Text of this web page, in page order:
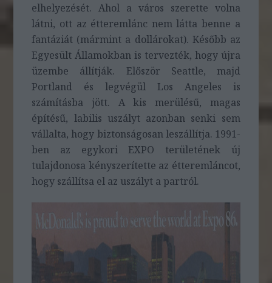
elhelyezését. Ahol a város szerette volna
látni, ott az étteremlánc nem látta benne a
fantáziát (mármint a dollárokat). Később az
Egyesült Államokban is tervezték, hogy újra
üzembe állítják. Először Seattle, majd
Portland és legvégül Los Angeles is
számításba jött. A kis merülésű, magas
építésű, labilis uszályt azonban senki sem
vállalta, hogy biztonságosan leszállítja. 1991-
ben az egykori EXPO területének új
tulajdonosa kényszerítette az étteremláncot,
hogy szállítsa el az uszályt a partról.